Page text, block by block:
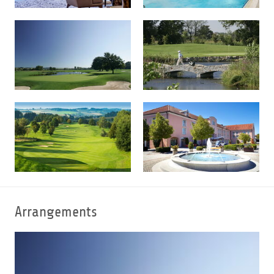
Wellness im MAXIMILIAN zahlt sich aus – sowohl für Ihr
Aussehen, als auch für Ihre Gesundheit. Wohltuende
Treatments sorgen dafür, dass Sie sich so richtig wohl in
Ihrer Haut fühlen und mit neuer Kraft wieder nach Hause
zurückkehren.
Ihr perfekter Golftag ist bei uns Programm. Greenfee-
Ermäßigung oder reservierte Startzeiten bei uns wird
Golfen zum Erlebnis. Abgerundet wird das Angebot von
einer erstklassigen Kulinarik, die selbst anspruchsvollste
Herzen verwöhnter Feinschmecker höher schlagen lässt.
Service-Leistungen für Golfer
Arrangements